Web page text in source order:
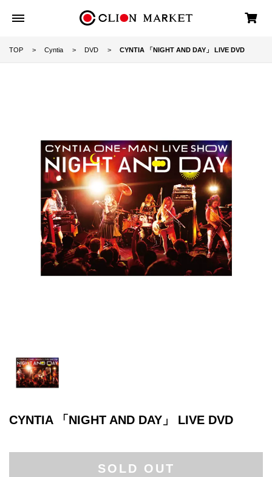
TOP Cyntia DVD CYNTIA 「NIGHT AND DAY」 LIVE DVD
CYNTIA 「NIGHT AND DAY」 LIVE DVD
SOLD OUT